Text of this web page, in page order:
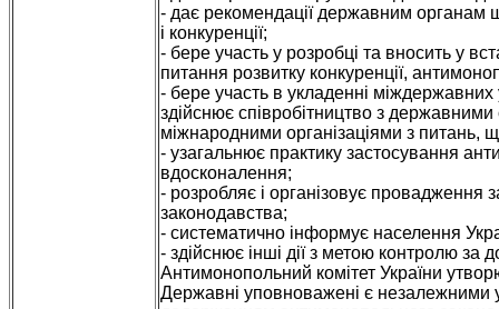
- дає рекомендації державним органам
і конкуренції;
- бере участь у розробці та вносить у
питання розвитку конкуренції,
- бере участь в укладенні міждержавних
здійснює співробітництво з
міжнародними організаціями з питань,
- узагальнює практику застосування
вдосконалення;
- розробляє і організовує
законодавства;
- систематично інформує населення
- здійснює інші дії з метою контролю
Антимонопольний комітет України
Державні уповноважені є незалежними